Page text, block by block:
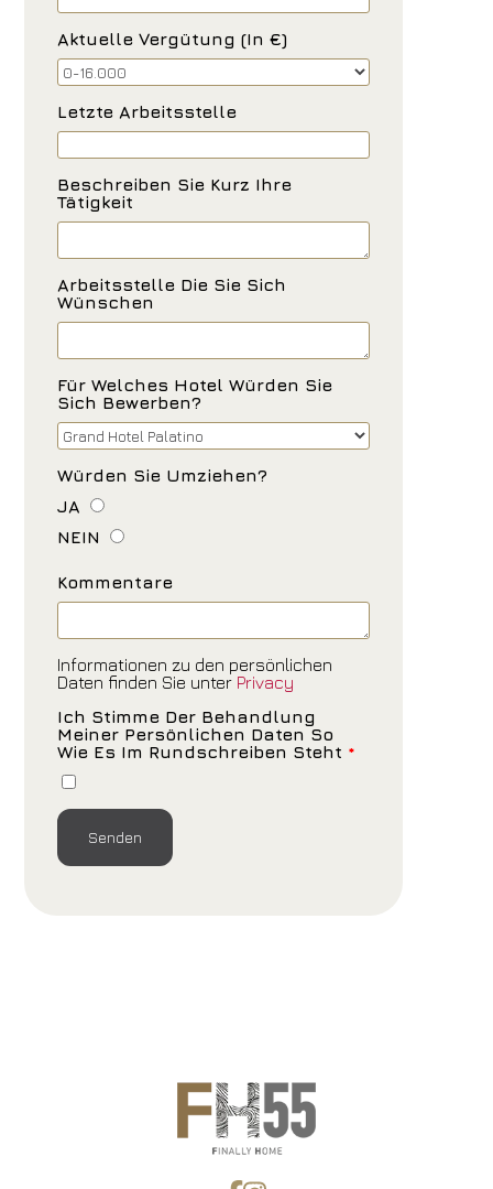
Aktuelle Vergütung (in €)
Letzte Arbeitsstelle
Beschreiben Sie Kurz Ihre
Tätigkeit
Arbeitsstelle Die Sie Sich
Wünschen
Für Welches Hotel Würden Sie
Sich Bewerben?
Würden Sie Umziehen?
JA
NEIN
Kommentare
Informationen zu den persönlichen
Daten finden Sie unter Privacy
Ich Stimme Der Behandlung
Meiner Persönlichen Daten So
Wie Es Im Rundschreiben Steht *